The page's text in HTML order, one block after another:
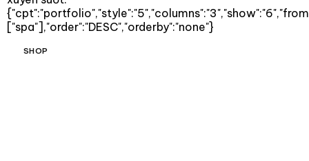
["spa"],"order":"DESC","orderby":"none"}
SHOP